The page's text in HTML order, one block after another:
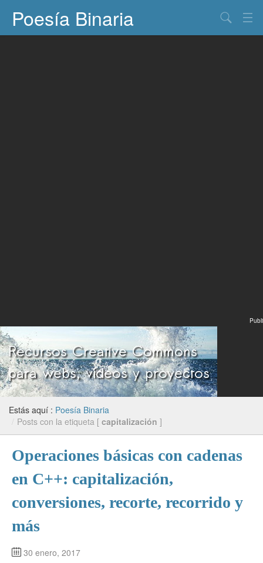
Poesía Binaria
Publi
Estás aquí : Poesía Binaria
/ Posts con la etiqueta [ capitalización ]
Operaciones básicas con cadenas
en C++: capitalización,
conversiones, recorte, recorrido y
más
30 enero, 2017